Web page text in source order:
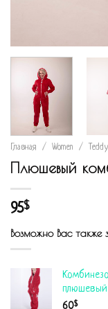
Главная / Women /
Плюшевый
95$
Возможно Вас также
плюшевый
60$